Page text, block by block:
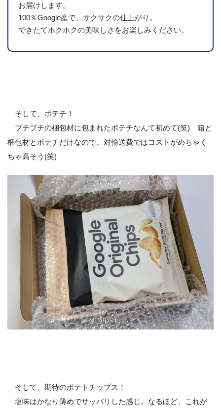
お届けします。
100％Google産で、サクサクの仕上がり。
できたてホクホクの美味しさをお楽しみください。
そして、ポテチ！
プチプチの梱包材に包まれたポテチなんて初めて(笑) 箱と
梱包材とポテチだけなので、対輸送費ではコストがめちゃく
ちゃ高そう(笑)
そして、期待のポテトチップス！
塩味はかなり薄めでサッパリした感じ。なるほど、これが